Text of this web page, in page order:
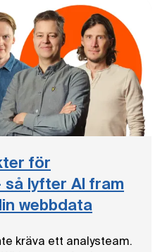
för
så lyfter AI fram
webbdata
kräva ett analysteam.